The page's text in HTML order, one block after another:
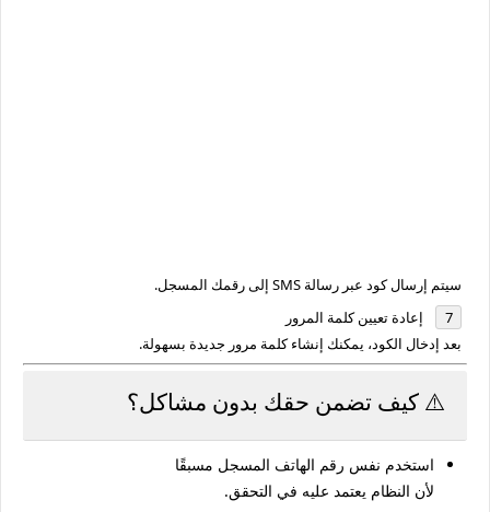
سيتم إرسال كود عبر رسالة SMS إلى رقمك المسجل.
إعادة تعيين كلمة المرور
بعد إدخال الكود، يمكنك إنشاء كلمة مرور جديدة بسهولة.
⚠️ كيف تضمن حقك بدون مشاكل؟
استخدم نفس رقم الهاتف المسجل مسبقًا
لأن النظام يعتمد عليه في التحقق.